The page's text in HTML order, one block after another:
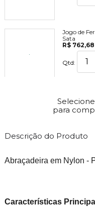
Jogo de
Sata
R$ 762,68
Qtd:
30cm -
R$ 190,81
para
Descrição do Produto
Abraçadeira em Nylon -
Características